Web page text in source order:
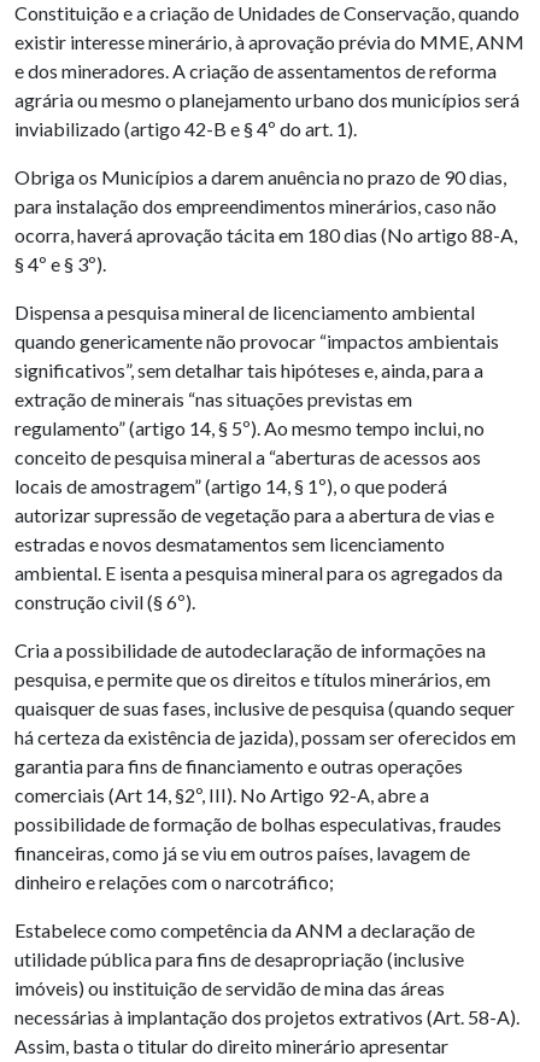
Constituição e a criação de Unidades de Conservação, quando
existir interesse minerário, à aprovação prévia do MME, ANM
e dos mineradores. A criação de assentamentos de reforma
agrária ou mesmo o planejamento urbano dos municípios será
inviabilizado (artigo 42-B e § 4º do art. 1).
Obriga os Municípios a darem anuência no prazo de 90 dias,
para instalação dos empreendimentos minerários, caso não
ocorra, haverá aprovação tácita em 180 dias (No artigo 88-A,
§ 4º e § 3º).
Dispensa a pesquisa mineral de licenciamento ambiental
quando genericamente não provocar “impactos ambientais
significativos”, sem detalhar tais hipóteses e, ainda, para a
extração de minerais “nas situações previstas em
regulamento” (artigo 14, § 5º). Ao mesmo tempo inclui, no
conceito de pesquisa mineral a “aberturas de acessos aos
locais de amostragem” (artigo 14, § 1º), o que poderá
autorizar supressão de vegetação para a abertura de vias e
estradas e novos desmatamentos sem licenciamento
ambiental. E isenta a pesquisa mineral para os agregados da
construção civil (§ 6º).
Cria a possibilidade de autodeclaração de informações na
pesquisa, e permite que os direitos e títulos minerários, em
quaisquer de suas fases, inclusive de pesquisa (quando sequer
há certeza da existência de jazida), possam ser oferecidos em
garantia para fins de financiamento e outras operações
comerciais (Art 14, §2º, III). No Artigo 92-A, abre a
possibilidade de formação de bolhas especulativas, fraudes
financeiras, como já se viu em outros países, lavagem de
dinheiro e relações com o narcotráfico;
Estabelece como competência da ANM a declaração de
utilidade pública para fins de desapropriação (inclusive
imóveis) ou instituição de servidão de mina das áreas
necessárias à implantação dos projetos extrativos (Art. 58-A).
Assim, basta o titular do direito minerário apresentar